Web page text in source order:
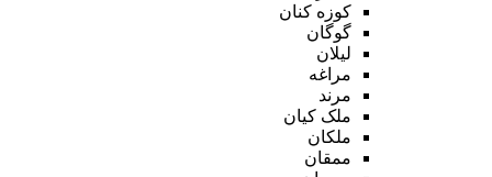
کوزه کنان
گوگان
لیلان
مراغه
مرند
ملک کیان
ملکان
ممقان